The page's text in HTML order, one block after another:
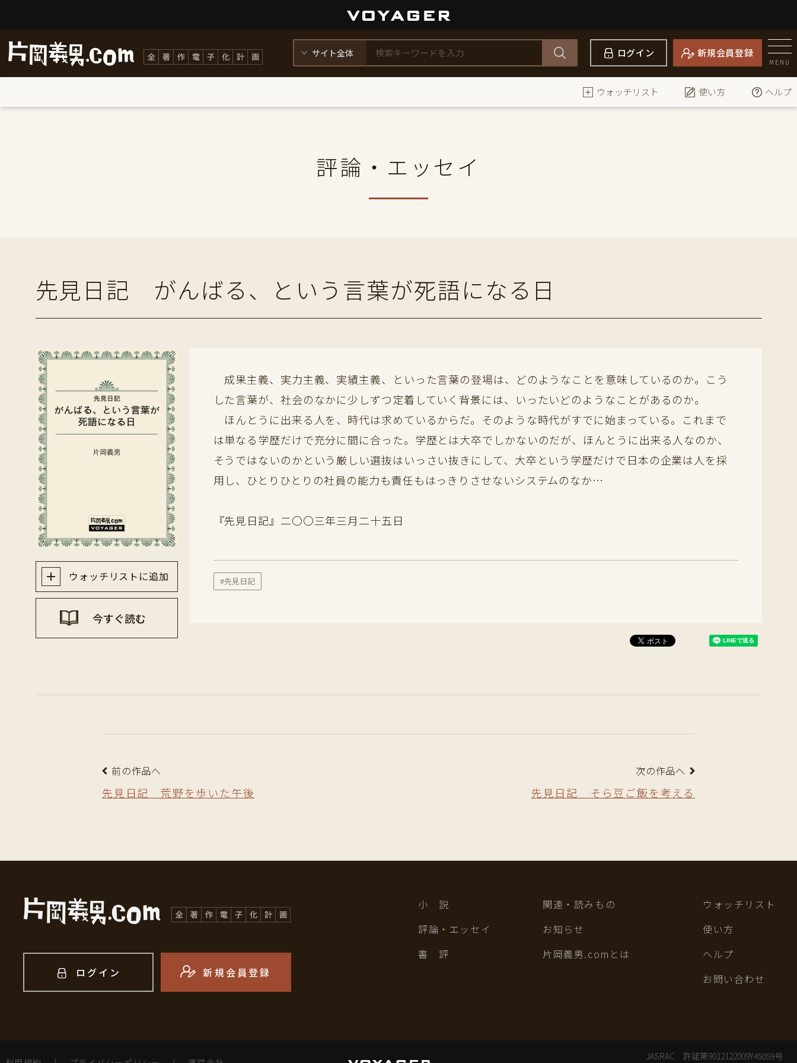
ログイン 新規会員登録
MENU
ウォッチリスト 使い方 ヘルプ
評論・エッセイ
先見日記 がんばる、という言葉が死語になる日
ウォッチリストに追加
今すぐ読む
成果主義、実力主義、実績主義、といった言葉の登場は、どのようなことを意味しているのか。こう
した言葉が、社会のなかに少しずつ定着していく背景には、いったいどのようなことがあるのか。
ほんとうに出来る人を、時代は求めているからだ。そのような時代がすでに始まっている。これまで
は単なる学歴だけで充分に間に合った。学歴とは大卒でしかないのだが、ほんとうに出来る人なのか、
そうではないのかという厳しい選抜はいっさい抜きにして、大卒という学歴だけで日本の企業は人を採
用し、ひとりひとりの社員の能力も責任もはっきりさせないシステムのなか…
『先見日記』二〇〇三年三月二十五日
#先見日記
前の作品へ
先見日記 荒野を歩いた午後
次の作品へ
先見日記 そら豆ご飯を考える
ログイン 新規会員登録
小 説
評論・エッセイ
書 評
関連・読みもの
お知らせ
片岡義男.comとは
ウォッチリスト
使い方
ヘルプ
お問い合わせ
JASRAC 許諾第9012122009Y45059号